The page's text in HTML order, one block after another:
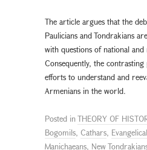
The article argues that the
Paulicians and Tondrakians
with questions of national
Consequently, the contrasting
efforts to understand and
Armenians in the world.
Posted inTHEORY OF
Bogomils, Cathars,
Manichaeans, New